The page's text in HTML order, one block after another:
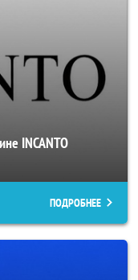
INCANTO
ПОДРОБНЕЕ